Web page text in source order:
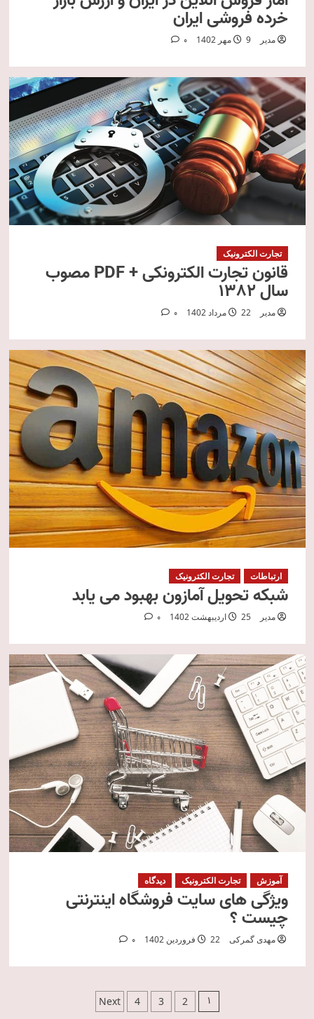
خرده فروشی ایران
مدیر 9 مهر 1402 0
تجارت الکترونیک
قانون تجارت الکترونکی + PDF مصوب
سال 1382
مدیر 22 مرداد 1402 0
ارتباطات تجارت الکترونیک
شبکه تحویل آمازون بهبود می یابد
مدیر 25 اردیبهشت 1402 0
آموزش تجارت الکترونیک دیدگاه
ویژگی های سایت فروشگاه اینترنتی
چیست ؟
مهدی گمرکی 22 فروردین 1402 0
صفحه‌بندی
1
2
3
4
Next